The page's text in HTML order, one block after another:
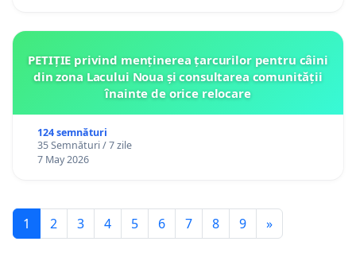
PETIȚIE privind menținerea țarcurilor pentru câini
din zona Lacului Noua și consultarea comunității
înainte de orice relocare
124 semnături
35 Semnături / 7 zile
7 May 2026
1 2 3 4 5 6 7 8 9 »